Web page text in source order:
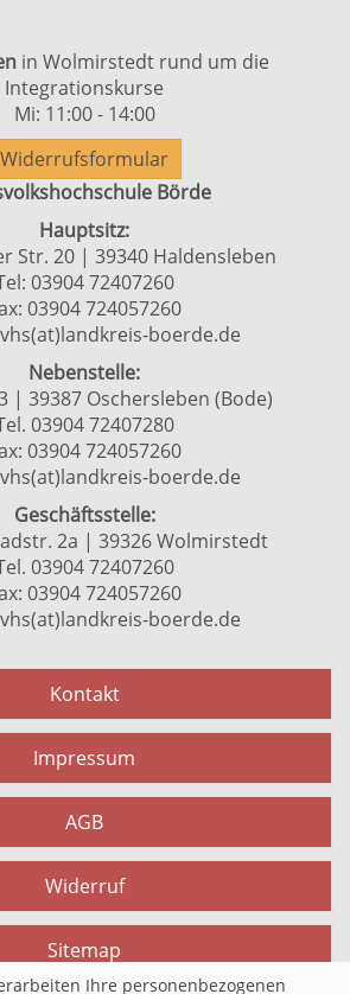
in Wolmirstedt rund um die
Integrationskurse
Mi: 11:00 - 14:00
Widerrufsformular
Börde
Hauptsitz:
Str. 20 | 39340 Haldensleben
03904 72407260
03904 724057260
boerde.de
Nebenstelle:
| 39387 Oschersleben (Bode)
03904 72407280
03904 724057260
boerde.de
Geschäftsstelle:
2a | 39326 Wolmirstedt
03904 72407260
03904 724057260
boerde.de
Kontakt
Impressum
AGB
Widerruf
Sitemap
Ihre personenbezogenen